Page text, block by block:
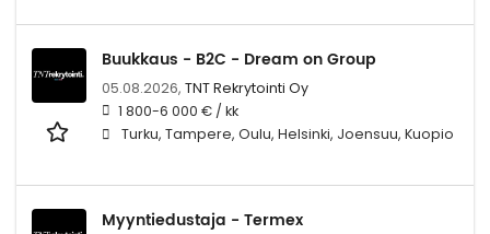
Buukkaus - B2C - Dream on Group
05.08.2026, TNT Rekrytointi Oy
1 800-6 000 € / kk
Turku, Tampere, Oulu, Helsinki, Joensuu, Kuopio
Myyntiedustaja - Termex